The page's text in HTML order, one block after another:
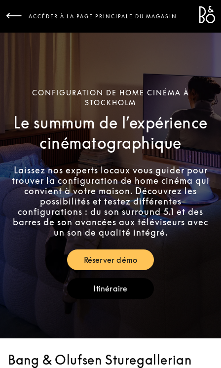
ACCÉDER À LA PAGE PRINCIPALE DU MAGASIN
CONFIGURATION DE HOME CINÉMA À
STOCKHOLM
Le summum de l’expérience
cinématographique
Laissez nos experts locaux vous guider pour
trouver la configuration de home cinéma qui
convient à votre maison. Découvrez les
possibilités et testez différentes
configurations : du son surround 5.1 et des
barres de son avancées aux téléviseurs avec
un son de qualité intégré.
Réserver démo
Link Opens in New Tab
ItinéraireLink Opens in New Tab
Bang & Olufsen Sturegallerian